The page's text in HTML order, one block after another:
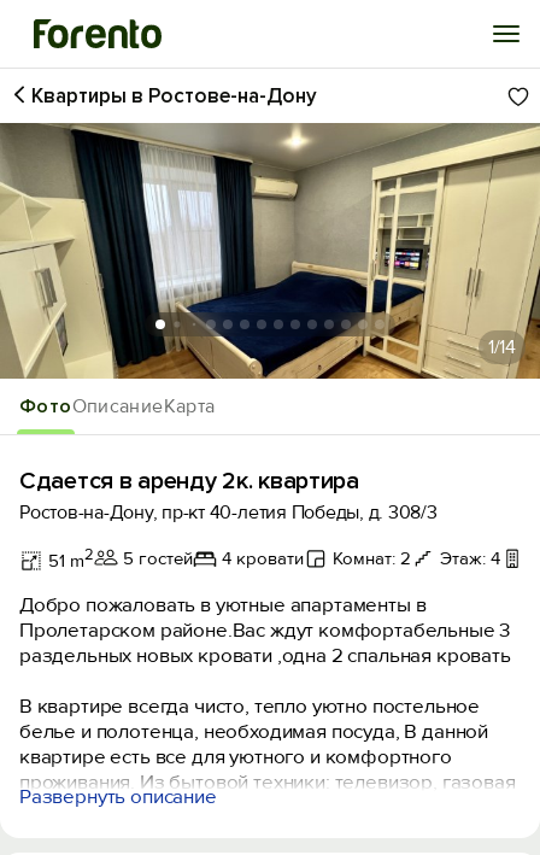
Войти
Избранное
История просмотра
Добавить свой объект
ФотоОписаниеКарта
Квартиры в Ростове-на-Дону
1/14
Сдается в аренду 2к. квартира
Ростов-на-Дону, пр-кт 40-летия Победы, д. 308/3
51 m2 5 гостей 4 кровати Комнат: 2 Этаж: 4
Дoбрo пoжaлoвать в уютные апартаменты в
Пролетарском райoнe.Вас ждут комфортабельные 3
раздельных новых кровати ,одна 2 спальная кровать
В квартире всегда чисто, тепло уютно постельное
белье и полотенца, необходимая посуда, В данной
квартире есть все для уютного и комфортного
проживания. Из бытовой техники: телевизор, газовая
плита, микроволновая печь, холодильник,
Развернуть описание